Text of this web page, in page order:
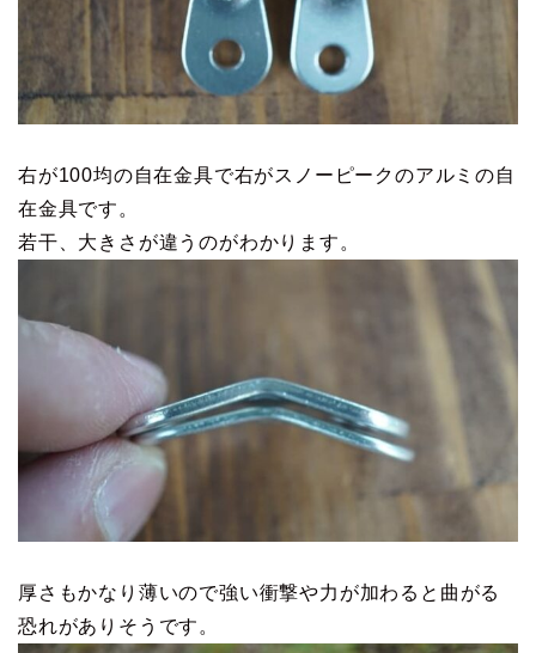
右が100均の自在金具で右がスノーピークのアルミの自
在金具です。
若干、大きさが違うのがわかります。
厚さもかなり薄いので強い衝撃や力が加わると曲がる
恐れがありそうです。